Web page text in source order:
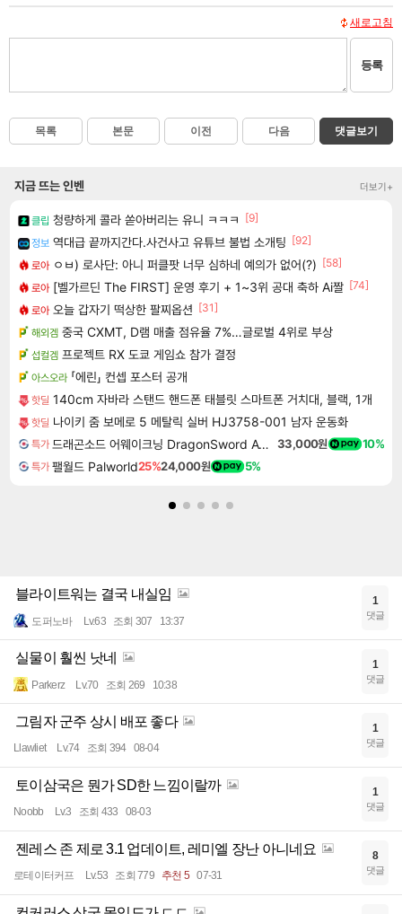
새로고침
등록
목록 본문 이전 다음 댓글보기
지금 뜨는 인벤 더보기+
클립 청량하게 콜라 쏟아버리는 유니 ㅋㅋㅋ
[9]
정보 역대급 끝까지간다.사건사고 유튜브 불법 소개팅 [92]
로아 ㅇㅂ) 로사단: 아니 퍼클팟 너무 심하네 예의가 없어(?) [58]
로아 [벨가르딘 The FIRST] 운영 후기 + 1~3위 공대 축하 Ai짤 [74]
로아 오늘 갑자기 떡상한 팔찌옵션 [31]
해외겜 중국 CXMT, D램 매출 점유율 7%…글로벌 4위로 부상
섭컬겜 프로젝트 RX 도쿄 게임쇼 참가 결정
아스오라 「에린」 컨셉 포스터 공개
핫딜 140cm 자바라 스탠드 핸드폰 태블릿 스마트폰 거치대, 블랙, 1개
핫딜 나이키 줌 보메로 5 메탈릭 실버 HJ3758-001 남자 운동화
특가 드래곤소드 어웨이크닝 DragonSword Awakening 33,000원 10%
특가 팰월드 Palworld25%24,000원 5%
블라이트워는 결국 내실임
도퍼노바 Lv.63 조회 307 13:37
1
댓글
실물이 훨씬 낫네
Parkerz Lv.70 조회 269 10:38
1
댓글
그림자 군주 상시 배포 좋다
Llawliet Lv.74 조회 394 08-04
1
댓글
토이삼국은 뭔가 SD한 느낌이랄까
Noobb Lv.3 조회 433 08-03
1
댓글
젠레스 존 제로 3.1 업데이트, 레미엘 장난 아니네요
로테이터커프 Lv.53 조회 779 추천 5 07-31
8
댓글